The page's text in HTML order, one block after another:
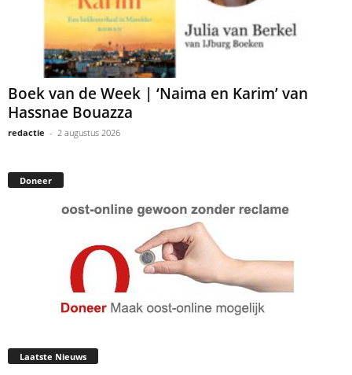
Boek van de Week | ‘Naima en Karim’ van
Hassnae Bouazza
redactie - 2 augustus 2026
Doneer
Laatste Nieuws